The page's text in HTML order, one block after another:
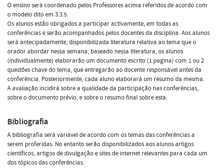
O ensino será coordenado pelos Professores acima referidos de acordo com
o modelo dito em 3.3.5.
Os alunos estão obrigados a participar activamente, em todas as
conferências e serão acompanhados pelos docentes da disciplina. Aos alunos
será antecipadamente, disponibilizada literatura relativa ao tema que o
orador abordar nessa semana; baseado nessa literatura, os alunos
(individualmente) elaborarão um documento escrito (1 pagina) com 1 ou 2
questões chave do tema, que entregarão ao docente responsável antes da
conferência. Posteriormente, cada aluno elaborará um resumo da mesma.
A avaliação incidirá sobre a qualidade da participação nas conferências,
sobre o documento prévio, e sobre o resumo final sobre esta.
Bibliografia
A bibliografia será variável de acordo com os temas das conferências a
serem proferidas. No entanto serão disponibilizados aos alunos artigos
científicos, artigos de divulgação e sites de internet relevantes para cada um
dos tópicos das conferências.